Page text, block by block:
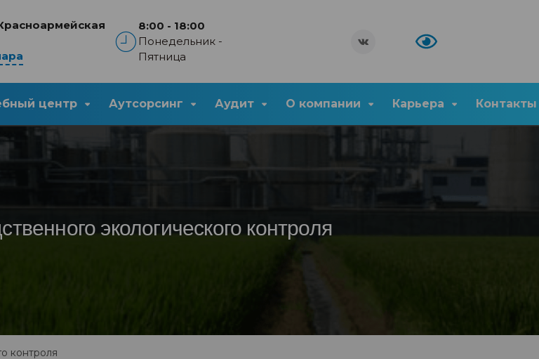
8:00 - 18:00
Понедельник -
Пятница
центр Аутсорсинг Аудит О компании Карьера Контакты
экологического контроля
контроля